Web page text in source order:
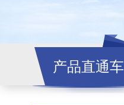
产品直通车